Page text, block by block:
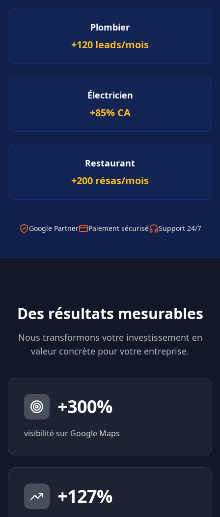
Plombier
+120 leads/mois
Électricien
+85% CA
Restaurant
+200 résas/mois
Google Partner Paiement sécurisé Support 24/7
Des résultats mesurables
Nous transformons votre investissement en
valeur concrète pour votre entreprise.
+300%
visibilité sur Google Maps
+127%